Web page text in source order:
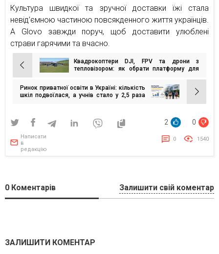
Культура швидкої та зручної доставки їжі стала
невід’ємною частиною повсякденного життя українців.
А Glovo завжди поруч, щоб доставити улюблені
страви гарячими та вчасно.
Навігація
записів
Квадрокоптери DJI, FPV та дрони з
тепловізором: як обрати платформу для
Ринок приватної освіти в Україні: кількість
шкіл подвоїлася, а учнів стало у 2,5 раза
2 0
Написати
в
редакцію
0 1540
0 Коментарів Залишити свій коментар
ЗАЛИШИТИ КОМЕНТАР